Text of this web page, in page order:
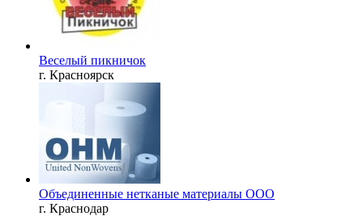
Веселый пикничок
г. Красноярск
Объединенные нетканые материалы ООО
г. Краснодар